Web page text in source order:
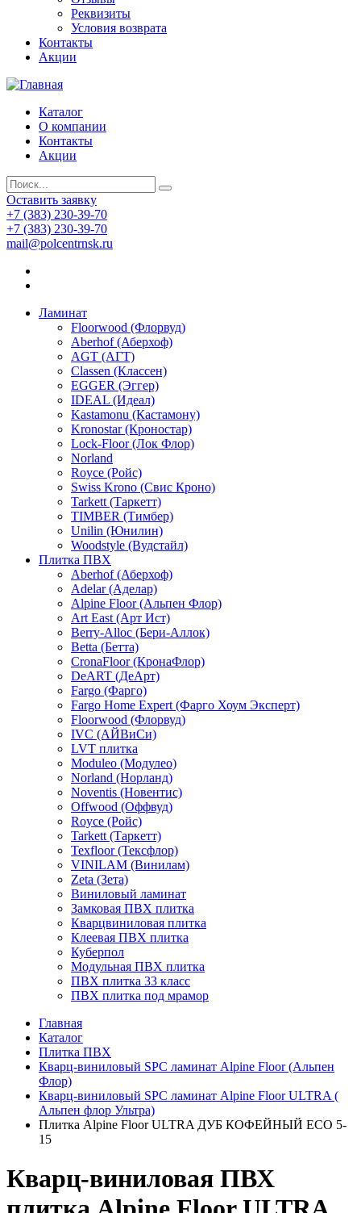
Реквизиты
Условия возврата
Контакты
Акции
Каталог
О компании
Контакты
Акции
Оставить заявку
+7 (383) 230-39-70
+7 (383) 230-39-70
mail@polcentrnsk.ru
Ламинат
Floorwood (Флорвуд)
Aberhof (Аберхоф)
AGT (АГТ)
Classen (Классен)
EGGER (Эггер)
IDEAL (Идеал)
Kastamonu (Кастамону)
Kronostar (Кроностар)
Lock-Floor (Лок Флор)
Norland
Royce (Ройс)
Swiss Krono (Свис Кроно)
Tarkett (Таркетт)
TIMBER (Тимбер)
Unilin (Юнилин)
Woodstyle (Вудстайл)
Плитка ПВХ
Aberhof (Аберхоф)
Adelar (Аделар)
Alpine Floor (Альпен Флор)
Art East (Арт Ист)
Berry-Alloc (Бери-Аллок)
Betta (Бетта)
CronaFloor (КронаФлор)
DeART (ДеАрт)
Fargo (Фарго)
Fargo Home Expert (Фарго Хоум Эксперт)
Floorwood (Флорвуд)
IVC (АЙВиСи)
LVT плитка
Moduleo (Модулео)
Norland (Норланд)
Noventis (Новентис)
Offwood (Оффвуд)
Royce (Ройс)
Tarkett (Таркетт)
Texfloor (Тексфлор)
VINILAM (Винилам)
Zeta (Зета)
Виниловый ламинат
Замковая ПВХ плитка
Кварцвиниловая плитка
Клеевая ПВХ плитка
Куберпол
Модульная ПВХ плитка
ПВХ плитка 33 класс
ПВХ плитка под мрамор
Главная
Каталог
Плитка ПВХ
Кварц-виниловый SPC ламинат Alpine Floor (Альпен
Флор)
Кварц-виниловый SPC ламинат Alpine Floor ULTRA (
Альпен флор Ультра)
Плитка Alpine Floor ULTRA ДУБ КОФЕЙНЫЙ ECO 5-
15
Кварц-виниловая ПВХ